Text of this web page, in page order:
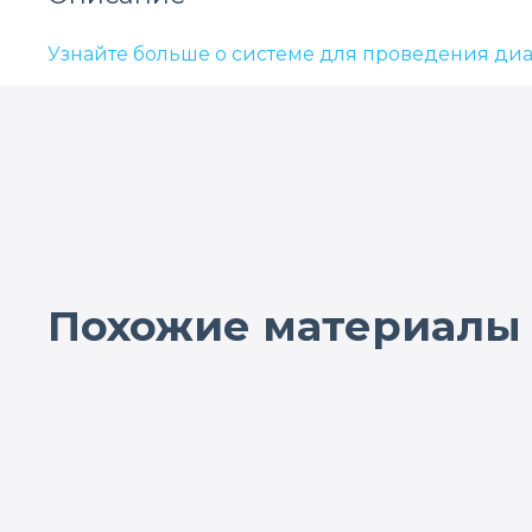
Узнайте больше о системе для проведения
Похожие материалы